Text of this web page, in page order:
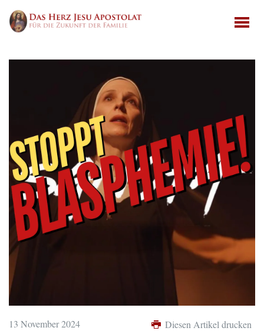
13 November 2024 Diesen Artikel drucken